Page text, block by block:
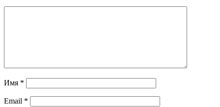
Имя *
Email *